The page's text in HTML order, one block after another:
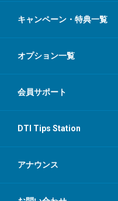
キャンペーン・特典一覧
オプション一覧
会員サポート
DTI Tips Station
アナウンス